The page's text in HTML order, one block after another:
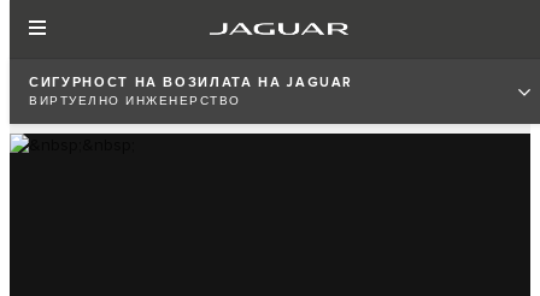
СИГУРНОСТ НА ВОЗИЛАТА НА JAGUAR
ВИРТУЕЛНО ИНЖЕНЕРСТВО